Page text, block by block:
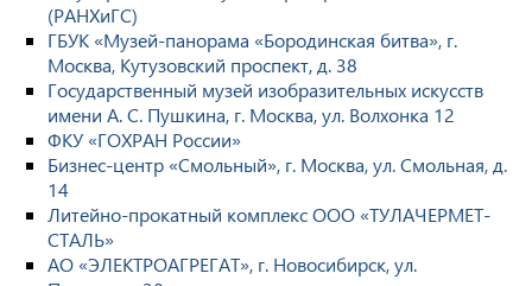
(РАНХиГС)
ГБУК «Музей-панорама «Бородинская битва», г.
Москва, Кутузовский проспект, д. 38
Государственный музей изобразительных искусств
имени А. С. Пушкина, г. Москва, ул. Волхонка 12
ФКУ «ГОХРАН России»
Бизнес-центр «Смольный», г. Москва, ул. Смольная, д.
14
Литейно-прокатный комплекс ООО «ТУЛАЧЕРМЕТ-
СТАЛЬ»
АО «ЭЛЕКТРОАГРЕГАТ», г. Новосибирск, ул.